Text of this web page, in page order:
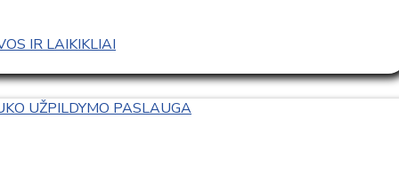
IR LAIKIKLIAI
UŽPILDYMO PASLAUGA